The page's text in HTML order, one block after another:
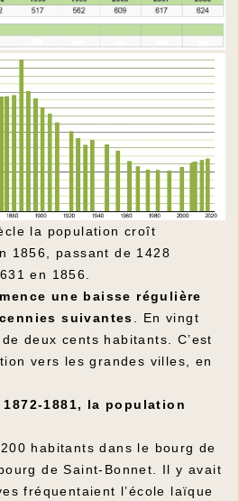
la population croît
1856, passant de 1428
en 1856.
une baisse régulière
suivantes. En vingt
deux cents habitants. C’est
vers les grandes villes, en
1881, la population
habitants dans le bourg de
de Saint-Bonnet. Il y avait
fréquentaient l’école laïque